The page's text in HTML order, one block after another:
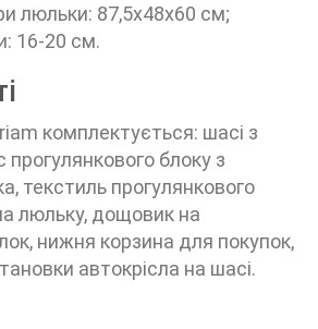
люльки: 87,5х48х60 см;
16-20 см.
комплектується: шасі з
прогулянкового блоку з
текстиль прогулянкового
люльку, дощовик на
нижня корзина для покупок,
автокрісла на шасі.